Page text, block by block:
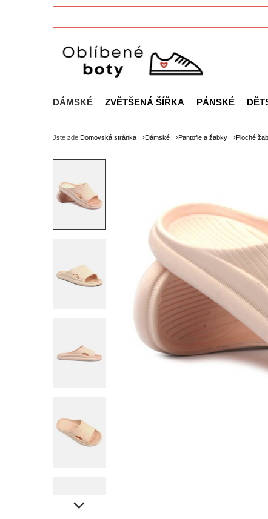
DÁMSKÉ ZVĚTŠENÁ ŠÍŘKA PÁNSKÉ
Jste zde:Domovská stránka Dámské Pantofle a žabky Ploché